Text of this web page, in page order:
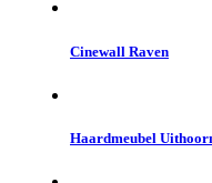
Cinewall Raven
Haardmeubel